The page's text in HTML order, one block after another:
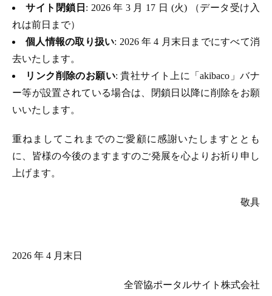
サイト閉鎖日 : 2026 年 3 月 17 日 (火) （データ受け入
れは前日まで）
個人情報の取り扱い: 2026 年 4 月末日までにすべて消
去いたします。
リンク削除のお願い: 貴社サイト上に「akibaco」バナ
ー等が設置されている場合は、閉鎖日以降に削除をお願
いいたします。
重ねましてこれまでのご愛顧に感謝いたしますととも
に、皆様の今後のますますのご発展を心よりお祈り申し
上げます。
敬具
2026 年 4 月末日
全管協ポータルサイト株式会社